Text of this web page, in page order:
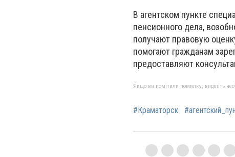
В агентском пункте
пенсионного дела,
получают правовую
помогают гражданам
предоставляют
Якщо ви помітили помилку, виділіть
#Краматорск